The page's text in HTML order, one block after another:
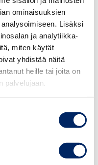
ominaisuuksien
Lisäksi
ja analytiikka-
miten käytät
yhdistää näitä
heille tai joita on
palvelujaan.